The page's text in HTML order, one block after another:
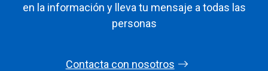
en la información y lleva tu mensaje a todas las
personas
Contacta con nosotros